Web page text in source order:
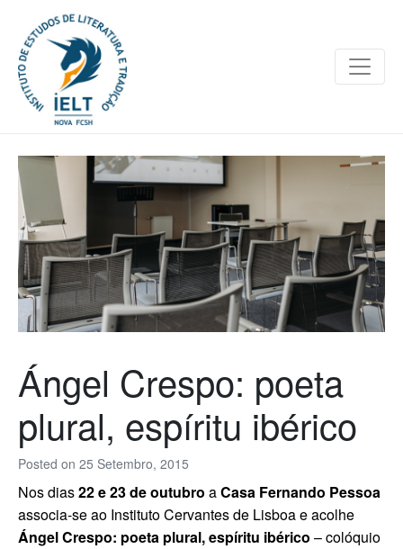
Posted on 25 Setembro, 2015
Ángel Crespo: poeta
plural, espíritu ibérico
Nos dias22 e 23 de outubro aCasa Fernando Pessoa
associa-se ao Instituto Cervantes de Lisboa e acolhe
Ángel Crespo: poeta plural, espíritu ibérico – colóquio